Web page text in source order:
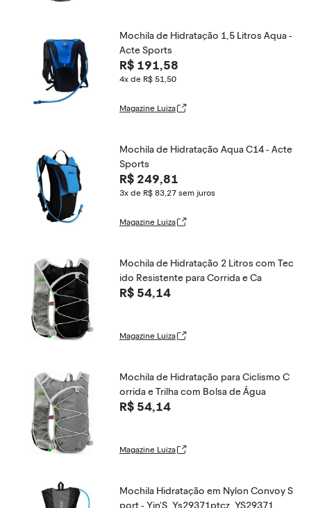
Mochila de Hidratação 1,5 Litros Aqua -
Acte Sports
R$ 191,58
4x de R$ 51,50
Magazine Luiza
Mochila de Hidratação Aqua C14 - Acte
Sports
R$ 249,81
3x de R$ 83,27 sem juros
Magazine Luiza
Mochila de Hidratação 2 Litros com Tec
ido Resistente para Corrida e Ca
R$ 54,14
Magazine Luiza
Mochila de Hidratação para Ciclismo C
orrida e Trilha com Bolsa de Água
R$ 54,14
Magazine Luiza
Mochila Hidratação em Nylon Convoy S
port - Yin'S, Ys29371ptcz, YS29371